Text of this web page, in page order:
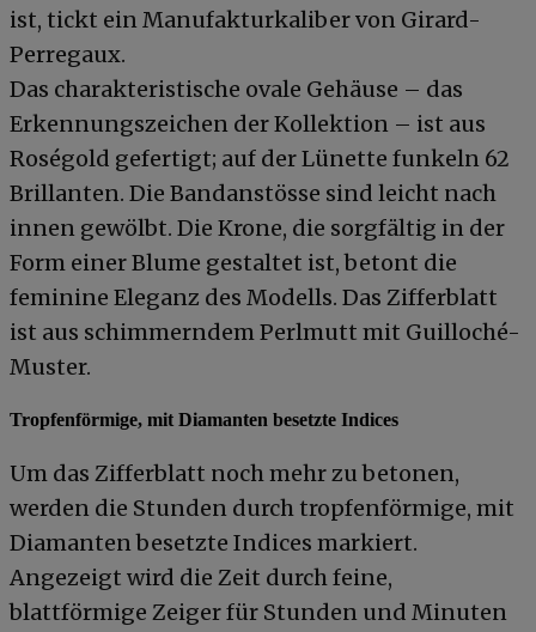
ist, tickt ein Manufakturkaliber von Girard-
Perregaux.
Das charakteristische ovale Gehäuse – das
Erkennungszeichen der Kollektion – ist aus
Roségold gefertigt; auf der Lünette funkeln 62
Brillanten. Die Bandanstösse sind leicht nach
innen gewölbt. Die Krone, die sorgfältig in der
Form einer Blume gestaltet ist, betont die
feminine Eleganz des Modells. Das Zifferblatt
ist aus schimmerndem Perlmutt mit Guilloché-
Muster.
Tropfenförmige, mit Diamanten besetzte Indices
Um das Zifferblatt noch mehr zu betonen,
werden die Stunden durch tropfenförmige, mit
Diamanten besetzte Indices markiert.
Angezeigt wird die Zeit durch feine,
blattförmige Zeiger für Stunden und Minuten